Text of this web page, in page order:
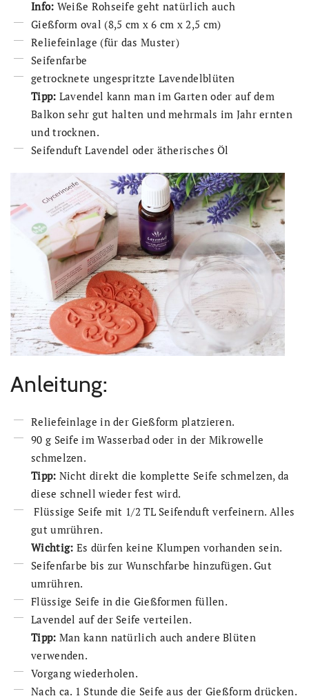
Info: Weiße Rohseife geht natürlich auch
Gießform oval (8,5 cm x 6 cm x 2,5 cm)
Reliefeinlage (für das Muster)
Seifenfarbe
getrocknete ungespritzte Lavendelblüten
Tipp: Lavendel kann man im Garten oder auf dem
Balkon sehr gut halten und mehrmals im Jahr ernten
und trocknen.
Seifenduft Lavendel oder ätherisches Öl
Anleitung:
Reliefeinlage in der Gießform platzieren.
90 g Seife im Wasserbad oder in der Mikrowelle
schmelzen.
Tipp: Nicht direkt die komplette Seife schmelzen, da
diese schnell wieder fest wird.
Flüssige Seife mit 1/2 TL Seifenduft verfeinern. Alles
gut umrühren.
Wichtig: Es dürfen keine Klumpen vorhanden sein.
Seifenfarbe bis zur Wunschfarbe hinzufügen. Gut
umrühren.
Flüssige Seife in die Gießformen füllen.
Lavendel auf der Seife verteilen.
Tipp: Man kann natürlich auch andere Blüten
verwenden.
Vorgang wiederholen.
Nach ca. 1 Stunde die Seife aus der Gießform drücken.